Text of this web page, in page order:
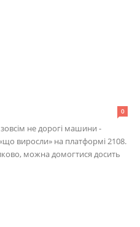
0
не дорогі машини -
виросли» на платформі 2108.
можна домогтися досить